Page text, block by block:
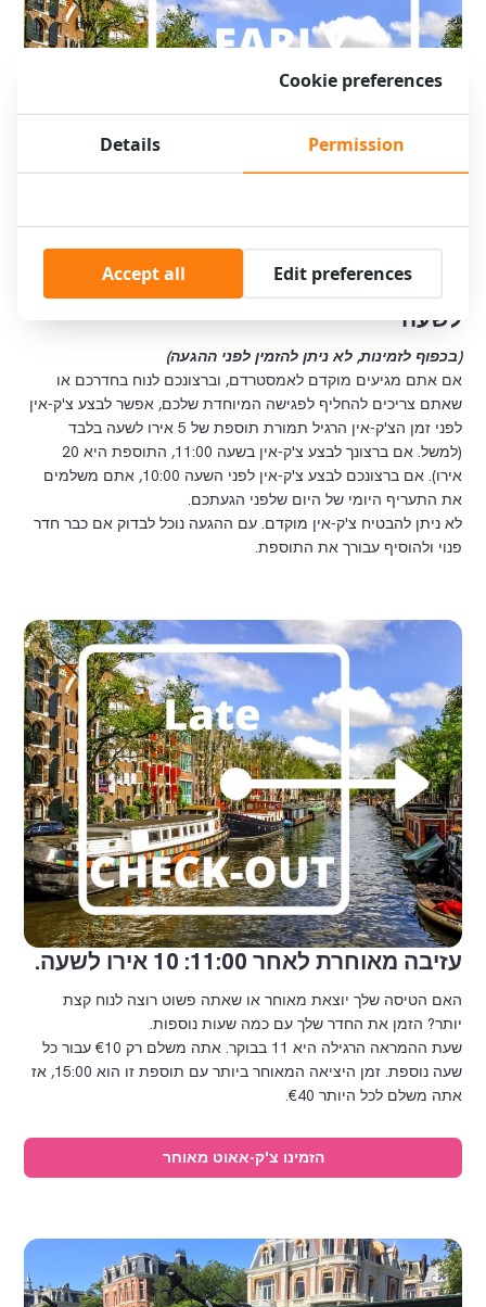
לשעה
(בכפוף לזמינות, לא ניתן להזמין לפני ההגעה)
אם אתם מגיעים מוקדם לאמסטרדם, וברצונכם לנוח בחדרכם או
שאתם צריכים להחליף לפגישה המיוחדת שלכם, אפשר לבצע צ'ק-אין
לפני זמן הצ'ק-אין הרגיל תמורת תוספת של 5 אירו לשעה בלבד
(למשל. אם ברצונך לבצע צ'ק-אין בשעה 11:00, התוספת היא 20
אירו). אם ברצונכם לבצע צ'ק-אין לפני השעה 10:00, אתם משלמים
את התעריף היומי של היום שלפני הגעתכם.
לא ניתן להבטיח צ'ק-אין מוקדם. עם ההגעה נוכל לבדוק אם כבר חדר
פנוי ולהוסיף עבורך את התוספת.
עזיבה מאוחרת לאחר 11:00: 10 אירו לשעה.
האם הטיסה שלך יוצאת מאוחר או שאתה פשוט רוצה לנוח קצת
יותר? הזמן את החדר שלך עם כמה שעות נוספות.
שעת ההמראה הרגילה היא 11 בבוקר. אתה משלם רק €10 עבור כל
שעה נוספת. זמן היציאה המאוחר ביותר עם תוספת זו הוא 15:00, אז
אתה משלם לכל היותר €40.
הזמינו צ'ק-אאוט מאוחר
Cookie preferences
Permission
Details
Edit preferences
Accept all